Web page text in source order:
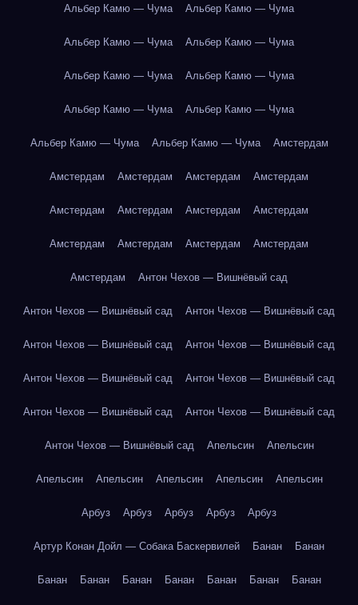
Альбер Камю — Чума Альбер Камю — Чума
Альбер Камю — Чума Альбер Камю — Чума
Альбер Камю — Чума Альбер Камю — Чума
Альбер Камю — Чума Альбер Камю — Чума
Альбер Камю — Чума Альбер Камю — Чума Амстердам
Амстердам Амстердам Амстердам Амстердам
Амстердам Амстердам Амстердам Амстердам
Амстердам Амстердам Амстердам Амстердам
Амстердам Антон Чехов — Вишнёвый сад
Антон Чехов — Вишнёвый сад Антон Чехов — Вишнёвый сад
Антон Чехов — Вишнёвый сад Антон Чехов — Вишнёвый сад
Антон Чехов — Вишнёвый сад Антон Чехов — Вишнёвый сад
Антон Чехов — Вишнёвый сад Антон Чехов — Вишнёвый сад
Антон Чехов — Вишнёвый сад Апельсин Апельсин
Апельсин Апельсин Апельсин Апельсин Апельсин
Арбуз Арбуз Арбуз Арбуз Арбуз
Артур Конан Дойл — Собака Баскервилей Банан Банан
Банан Банан Банан Банан Банан Банан Банан